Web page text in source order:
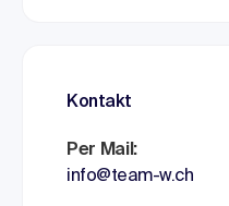
Kontakt
Per Mail:
info@team-w.ch